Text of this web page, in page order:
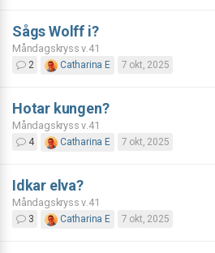
Sågs Wolff i?
Måndagskryss v.41
2 Catharina E 7 okt, 2025
Hotar kungen?
Måndagskryss v.41
4 Catharina E 7 okt, 2025
Idkar elva?
Måndagskryss v.41
3 Catharina E 7 okt, 2025